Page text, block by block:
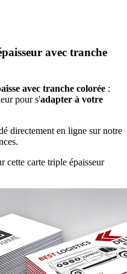
avec tranche
avec tranche colorée :
pour s'adapter à votre
directement en ligne sur notre
cette carte triple épaisseur